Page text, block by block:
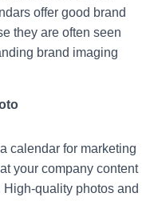
offer good brand
they are often seen
brand imaging
calendar for marketing
your company content
quality photos and